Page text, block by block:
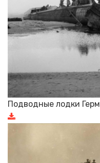
Подводные лодки